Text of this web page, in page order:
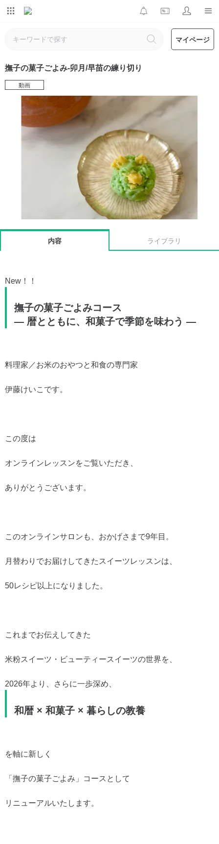
マイページ
撫子の菓子ごよみ-卯月/早苗の練り切り
動画
内容 ライブラリ
New！！
撫子の菓子ごよみコース
― 暦とともに、和菓子で季節を味わう ―
料理家／お米のおやつと和食の専門家
伊藤けいこです。
この度は
オンラインレッスンをご覧いただき、
ありがとうございます。
このオンラインサロンも、おかげさまで9年目。
月替わりでお届けしてきたスイーツレッスンは、
50レシピ以上になりました。
これまでお伝えしてきた
米粉スイーツ・ビューティースイーツの世界を、
2026年より、さらに一歩深め、
和暦 × 和菓子 × 暮らしの教養
を軸に新しく
「撫子の菓子ごよみ」コースとして
リニューアルいたします。